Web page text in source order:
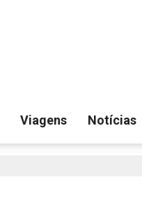
Viagens Notícias